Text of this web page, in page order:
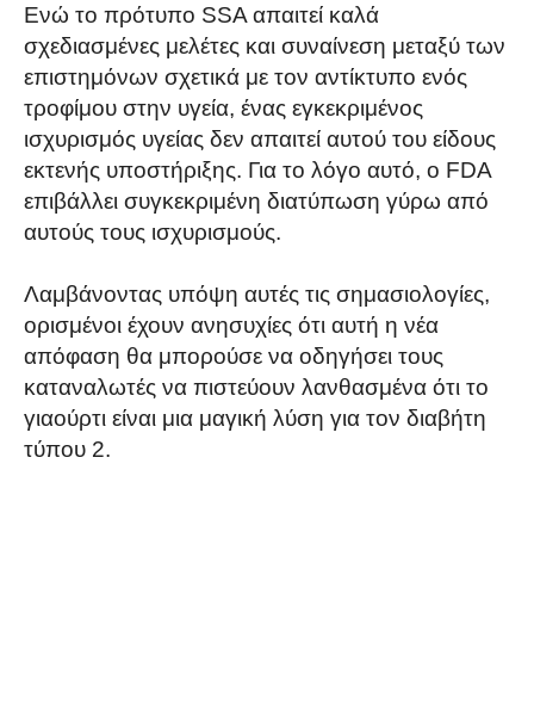
Ενώ το πρότυπο SSA απαιτεί καλά
σχεδιασμένες μελέτες και συναίνεση μεταξύ των
επιστημόνων σχετικά με τον αντίκτυπο ενός
τροφίμου στην υγεία, ένας εγκεκριμένος
ισχυρισμός υγείας δεν απαιτεί αυτού του είδους
εκτενής υποστήριξης. Για το λόγο αυτό, ο FDA
επιβάλλει συγκεκριμένη διατύπωση γύρω από
αυτούς τους ισχυρισμούς.
Λαμβάνοντας υπόψη αυτές τις σημασιολογίες,
ορισμένοι έχουν ανησυχίες ότι αυτή η νέα
απόφαση θα μπορούσε να οδηγήσει τους
καταναλωτές να πιστεύουν λανθασμένα ότι το
γιαούρτι είναι μια μαγική λύση για τον διαβήτη
τύπου 2.